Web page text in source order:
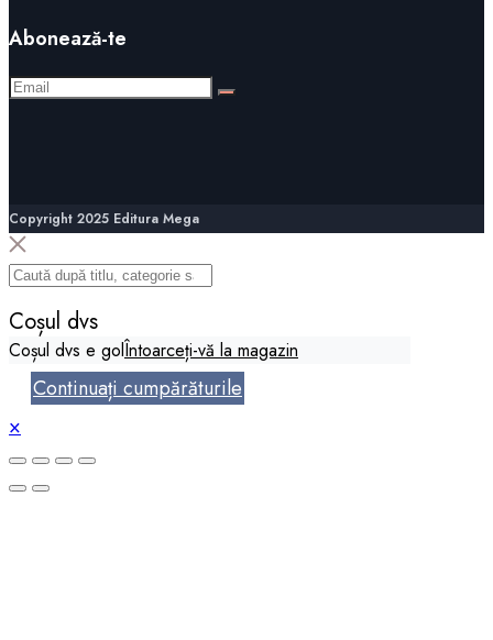
Abonează-te
Copyright 2025 Editura Mega
Coșul dvs
Coșul dvs e golÎntoarceți-vă la magazin
Continuați cumpărăturile
×